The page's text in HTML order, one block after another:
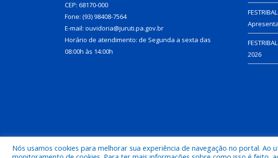
CEP: 68170-000
Fone: (93) 98408-7564
E-mail: ouvidoria@juruti.pa.gov.br
Horário de atendimento: de Segunda a sexta das
08:00h às 14:00h
2026
Todos os direitos reservados a Prefeitura Municipal de Juruti.
Nós usamos cookies para melhorar sua experiência de navegação no portal.